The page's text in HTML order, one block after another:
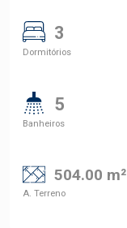
3
Dormitórios
5
Banheiros
504.00 m²
A. Terreno